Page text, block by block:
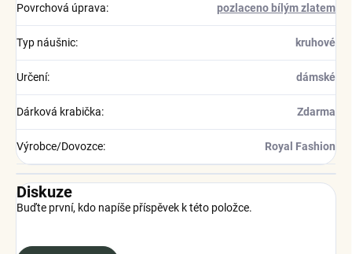
Povrchová úprava: pozlaceno bílým zlatem
Typ náušnic: kruhové
Určení: dámské
Dárková krabička: Zdarma
Výrobce/Dovozce: Royal Fashion
Diskuze
Buďte první, kdo napíše příspěvek k této položce.